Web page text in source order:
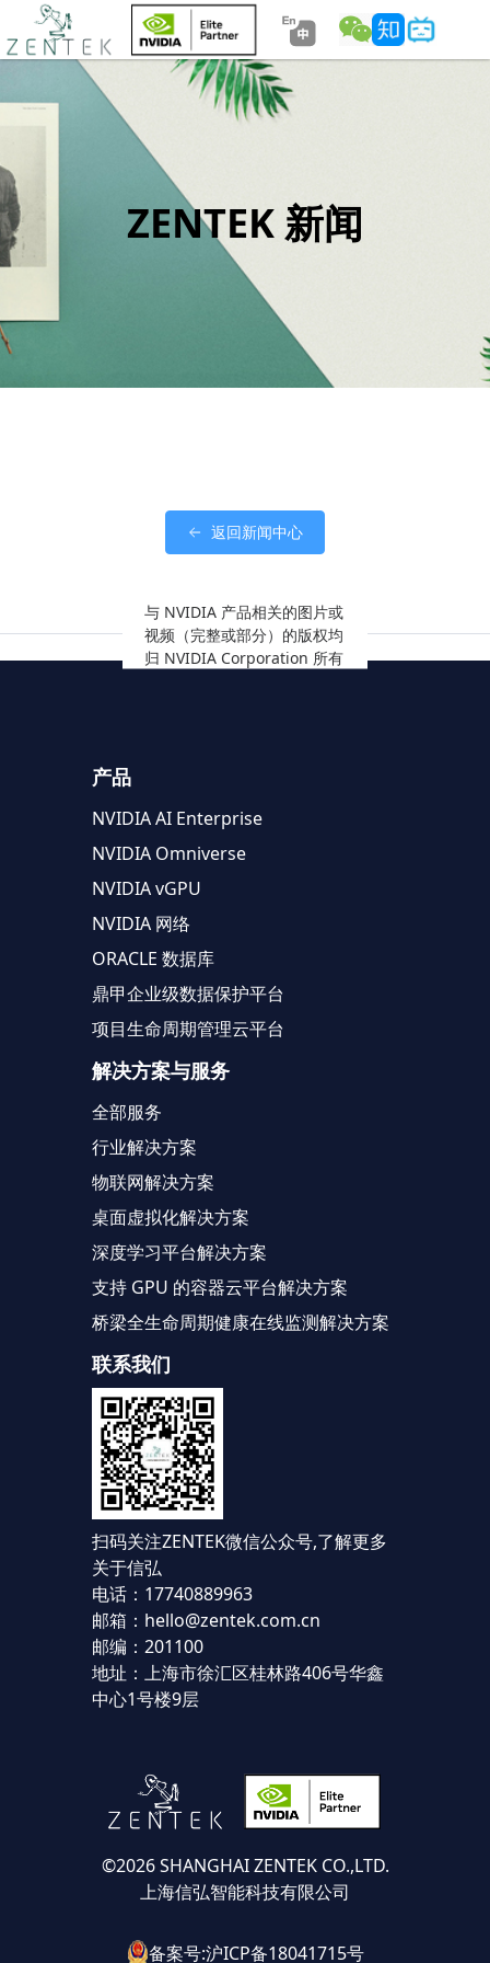
ZENTEK 新闻
返回新闻中心
与 NVIDIA 产品相关的图片或
视频（完整或部分）的版权均
归 NVIDIA Corporation 所有
产品
NVIDIA AI Enterprise
NVIDIA Omniverse
NVIDIA vGPU
NVIDIA 网络
ORACLE 数据库
鼎甲企业级数据保护平台
项目生命周期管理云平台
解决方案与服务
全部服务
行业解决方案
物联网解决方案
桌面虚拟化解决方案
深度学习平台解决方案
支持 GPU 的容器云平台解决方案
桥梁全生命周期健康在线监测解决方案
联系我们
扫码关注ZENTEK微信公众号,了解更多
关于信弘
电话：17740889963
邮箱：hello@zentek.com.cn
邮编：201100
地址：上海市徐汇区桂林路406号华鑫
中心1号楼9层
©2026 SHANGHAI ZENTEK CO.,LTD.
上海信弘智能科技有限公司
备案号:沪ICP备18041715号